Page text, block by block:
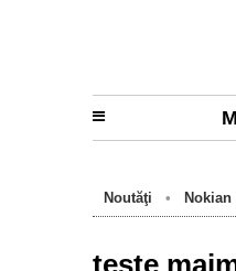
Noutăţi •
teste